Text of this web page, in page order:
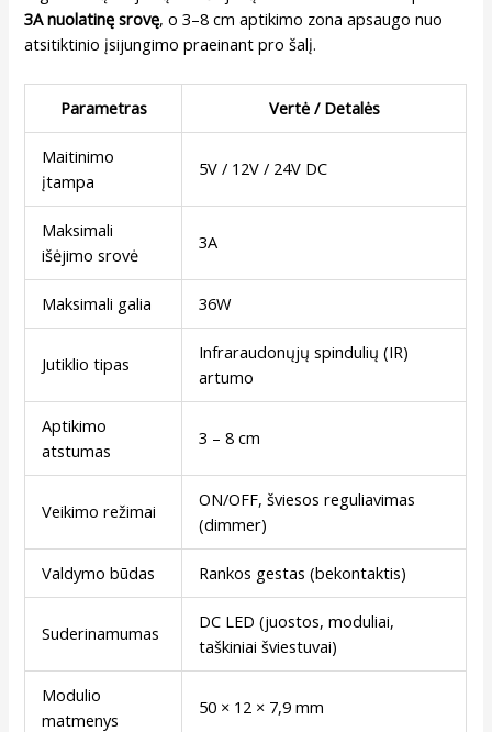
3A nuolatinę srovę, o 3–8 cm aptikimo zona apsaugo nuo
atsitiktinio įsijungimo praeinant pro šalį.
Parametras Vertė / Detalės
Maitinimo
įtampa
5V / 12V / 24V DC
Maksimali
išėjimo srovė
3A
Maksimali galia 36W
Jutiklio tipas
Infraraudonųjų spindulių (IR)
artumo
Aptikimo
atstumas
3 – 8 cm
Veikimo režimai
ON/OFF, šviesos reguliavimas
(dimmer)
Valdymo būdas Rankos gestas (bekontaktis)
Suderinamumas
DC LED (juostos, moduliai,
taškiniai šviestuvai)
Modulio
matmenys
50 × 12 × 7,9 mm